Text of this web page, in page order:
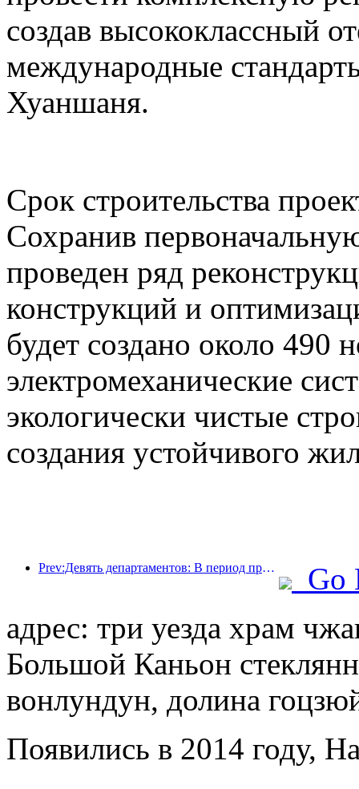
создав высококлассный
международные
Хуаншаня.
Срок строительства
Сохранив
проведен ряд
конструкций и
будет создано около 490
электромеханические
экологически чистые
создания устойчивого
Prev:Девять департаментов: В период празднования Весеннего фестиваля сетевые отели и бутик-отели будут предлагать льготные условия.
Go
адрес: три уезда храм
Большой Каньон
вонлундун, долина
Появились в 2014 году,